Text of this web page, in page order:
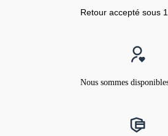
Retour accepté sous
Nous sommes